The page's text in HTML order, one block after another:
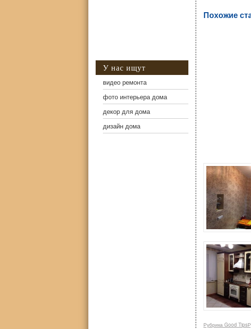
Похожие
Рубрика Good
У нас ищут
видео ремонта
фото интерьера дома
декор для дома
дизайн дома